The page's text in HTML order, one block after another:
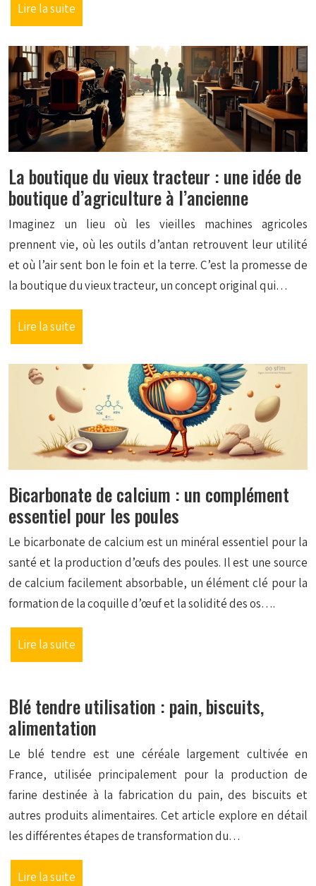
Lire la suite
La boutique du vieux tracteur : une idée de
boutique d’agriculture à l’ancienne
Imaginez un lieu où les vieilles machines agricoles
prennent vie, où les outils d’antan retrouvent leur utilité
et où l’air sent bon le foin et la terre. C’est la promesse de
la boutique du vieux tracteur, un concept original qui…
Lire la suite
Bicarbonate de calcium : un complément
essentiel pour les poules
Le bicarbonate de calcium est un minéral essentiel pour la
santé et la production d’œufs des poules. Il est une source
de calcium facilement absorbable, un élément clé pour la
formation de la coquille d’œuf et la solidité des os….
Lire la suite
Blé tendre utilisation : pain, biscuits,
alimentation
Le blé tendre est une céréale largement cultivée en
France, utilisée principalement pour la production de
farine destinée à la fabrication du pain, des biscuits et
autres produits alimentaires. Cet article explore en détail
les différentes étapes de transformation du…
Lire la suite